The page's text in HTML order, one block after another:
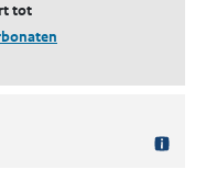
tot